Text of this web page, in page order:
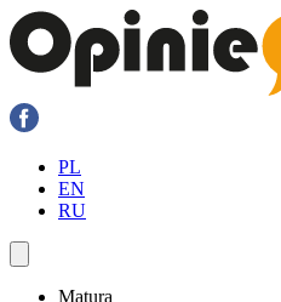
PL
EN
RU
Matura